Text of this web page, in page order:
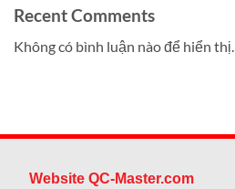
Recent Comments
Không có bình luận nào để hiển thị.
Website QC-Master.com